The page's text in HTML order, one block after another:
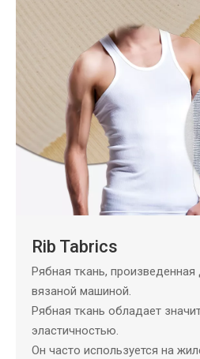
Rib Tabrics
Рябная ткань,
вязаной машиной.
Рябная ткань обладает
эластичностью.
Он часто используется на